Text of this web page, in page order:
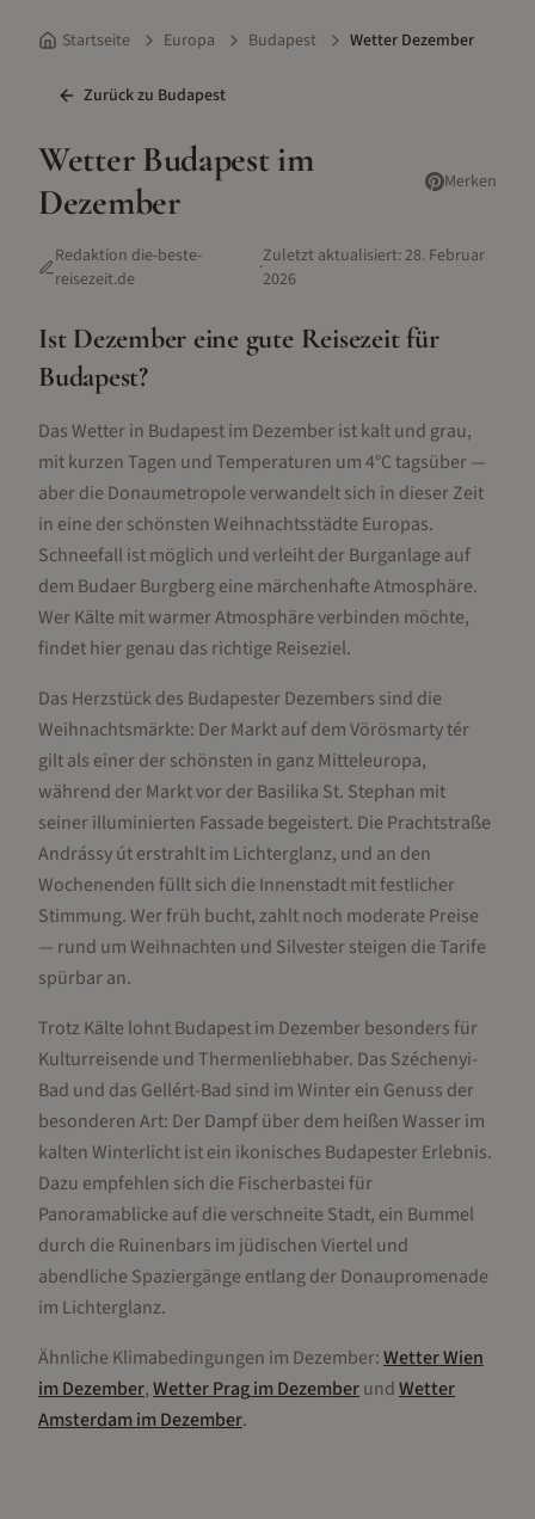
Startseite Europa Budapest Wetter Dezember
Zurück zu Budapest
WetterBudapestim
Dezember
Merken
Redaktion die-beste-
reisezeit.de
·Zuletzt aktualisiert:28. Februar
2026
Ist Dezember eine gute Reisezeit für
Budapest?
Das Wetter in Budapest im Dezember ist kalt und grau,
mit kurzen Tagen und Temperaturen um 4°C tagsüber —
aber die Donaumetropole verwandelt sich in dieser Zeit
in eine der schönsten Weihnachtsstädte Europas.
Schneefall ist möglich und verleiht der Burganlage auf
dem Budaer Burgberg eine märchenhafte Atmosphäre.
Wer Kälte mit warmer Atmosphäre verbinden möchte,
findet hier genau das richtige Reiseziel.
Das Herzstück des Budapester Dezembers sind die
Weihnachtsmärkte: Der Markt auf dem Vörösmarty tér
gilt als einer der schönsten in ganz Mitteleuropa,
während der Markt vor der Basilika St. Stephan mit
seiner illuminierten Fassade begeistert. Die Prachtstraße
Andrássy út erstrahlt im Lichterglanz, und an den
Wochenenden füllt sich die Innenstadt mit festlicher
Stimmung. Wer früh bucht, zahlt noch moderate Preise
— rund um Weihnachten und Silvester steigen die Tarife
spürbar an.
Trotz Kälte lohnt Budapest im Dezember besonders für
Kulturreisende und Thermenliebhaber. Das Széchenyi-
Bad und das Gellért-Bad sind im Winter ein Genuss der
besonderen Art: Der Dampf über dem heißen Wasser im
kalten Winterlicht ist ein ikonisches Budapester Erlebnis.
Dazu empfehlen sich die Fischerbastei für
Panoramablicke auf die verschneite Stadt, ein Bummel
durch die Ruinenbars im jüdischen Viertel und
abendliche Spaziergänge entlang der Donaupromenade
im Lichterglanz.
Ähnliche Klimabedingungen im Dezember:WetterWien
imDezember,WetterPragimDezemberundWetter
AmsterdamimDezember.